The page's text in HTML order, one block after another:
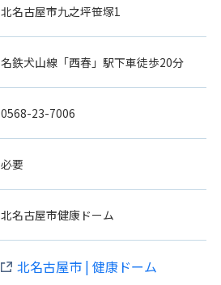
北名古屋市九之坪笹塚1
名鉄犬山線「西春」駅下車徒歩20分
0568-23-7006
必要
北名古屋市健康ドーム
北名古屋市 | 健康ドーム